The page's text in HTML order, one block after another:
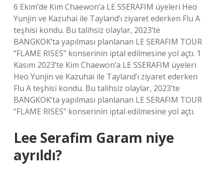
6 Ekim’de Kim Chaewon’a LE SSERAFIM üyeleri Heo
Yunjin ve Kazuhai ile Tayland’ı ziyaret ederken Flu A
teşhisi kondu. Bu talihsiz olaylar, 2023’te
BANGKOK’ta yapılması planlanan LE SERAFIM TOUR
“FLAME RISES” konserinin iptal edilmesine yol açtı. 1
Kasım 2023’te Kim Chaewon’a LE SSERAFIM üyeleri
Heo Yunjin ve Kazuhai ile Tayland’ı ziyaret ederken
Flu A teşhisi kondu. Bu talihsiz olaylar, 2023’te
BANGKOK’ta yapılması planlanan LE SERAFIM TOUR
“FLAME RISES” konserinin iptal edilmesine yol açtı.
Lee Serafim Garam niye
ayrıldı?